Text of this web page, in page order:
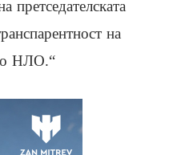
претседателската
на
НЛО.“